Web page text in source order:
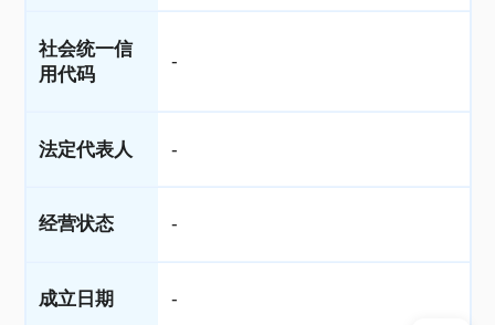
社会统一信
用代码
-
法定代表人 -
经营状态 -
成立日期 -